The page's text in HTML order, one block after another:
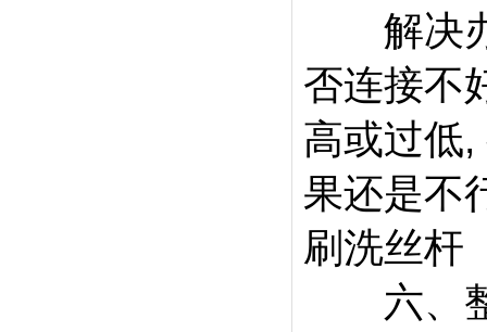
解决办
否连接不
高或过低
果还是不
刷洗丝杆
六、整